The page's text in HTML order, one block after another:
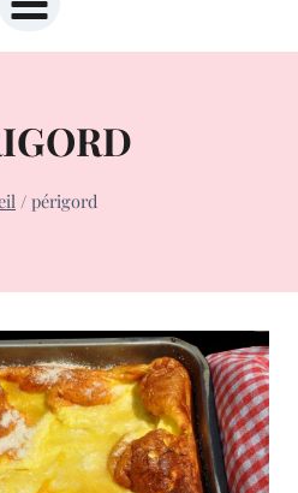
/ périgord